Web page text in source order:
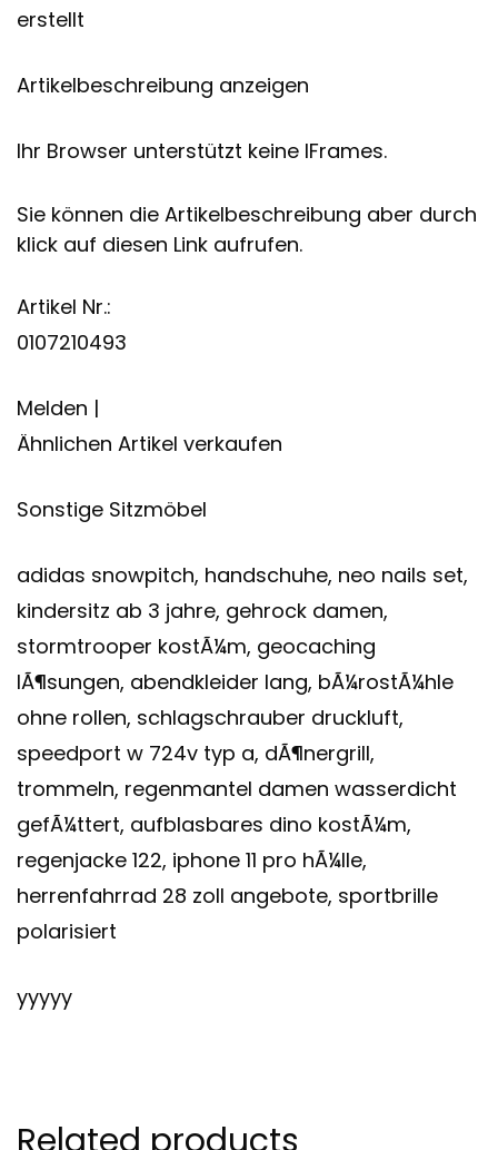
erstellt
Artikelbeschreibung anzeigen
Ihr Browser unterstützt keine IFrames.
Sie können die Artikelbeschreibung aber durch
klick auf diesen Link aufrufen.
Artikel Nr.:
0107210493
Melden |
Ähnlichen Artikel verkaufen
Sonstige Sitzmöbel
adidas snowpitch, handschuhe, neo nails set,
kindersitz ab 3 jahre, gehrock damen,
stormtrooper kostÃ¼m, geocaching
lÃ¶sungen, abendkleider lang, bÃ¼rostÃ¼hle
ohne rollen, schlagschrauber druckluft,
speedport w 724v typ a, dÃ¶nergrill,
trommeln, regenmantel damen wasserdicht
gefÃ¼ttert, aufblasbares dino kostÃ¼m,
regenjacke 122, iphone 11 pro hÃ¼lle,
herrenfahrrad 28 zoll angebote, sportbrille
polarisiert
yyyyy